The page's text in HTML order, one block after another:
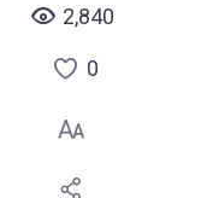
2,840
點
選
喜
0